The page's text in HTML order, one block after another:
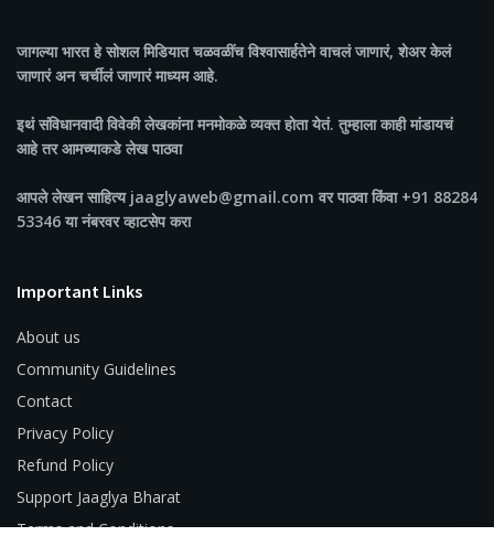
जागल्या भारतहे सोशल मिडियात चळवळींच विश्वासार्हतेने वाचलं जाणारं, शेअर केलं
जाणारं अन चर्चीलं जाणारं माध्यम आहे.
इथं संविधानवादी विवेकी लेखकांना मनमोकळे व्यक्त होता येतं. तुम्हाला काही मांडायचं
आहे तर आमच्याकडे लेख पाठवा
आपले लेखन साहित्य jaaglyaweb@gmail.com वर पाठवा किंवा +91 88284
53346 या नंबरवर व्हाटसेप करा
Important Links
About us
Community Guidelines
Contact
Privacy Policy
Refund Policy
Support Jaaglya Bharat
Terms and Conditions